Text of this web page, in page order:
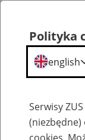
Szkolenia
Polityka
english
Serwisy
(niezbędne)